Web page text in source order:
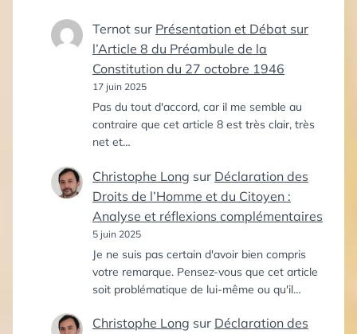
Ternot sur Présentation et Débat sur
l’Article 8 du Préambule de la
Constitution du 27 octobre 1946
17 juin 2025
Pas du tout d'accord, car il me semble au
contraire que cet article 8 est très clair, très
net et…
Christophe Long sur Déclaration des
Droits de l’Homme et du Citoyen :
Analyse et réflexions complémentaires
5 juin 2025
Je ne suis pas certain d'avoir bien compris
votre remarque. Pensez-vous que cet article
soit problématique de lui-même ou qu'il…
Christophe Long sur Déclaration des